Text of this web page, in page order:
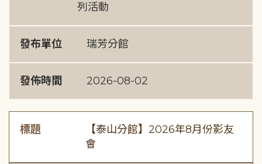
列活動
發布單位 瑞芳分館
發佈時間 2026-08-02
標題
【泰山分館】2026年8月份影友
會